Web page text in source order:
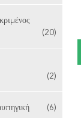
(20)
(2)
(6)